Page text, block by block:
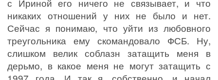
никаких отношений у них не было и нет.
Сейчас я понимаю, что уйти из любовного
треугольника ему скомандовало ФСБ. Ну,
слишком велик соблазн затащить меня в
дерьмо, в какое меня не могут затащить с